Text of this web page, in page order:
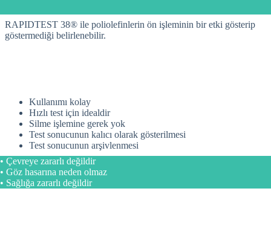
RAPIDTEST 38® ile poliolefinlerin ön işleminin bir etki gösterip
göstermediği belirlenebilir.
Kullanımı kolay
Hızlı test için idealdir
Silme işlemine gerek yok
Test sonucunun kalıcı olarak gösterilmesi
Test sonucunun arşivlenmesi
• Çevreye zararlı değildir
• Göz hasarına neden olmaz
• Sağlığa zararlı değildir